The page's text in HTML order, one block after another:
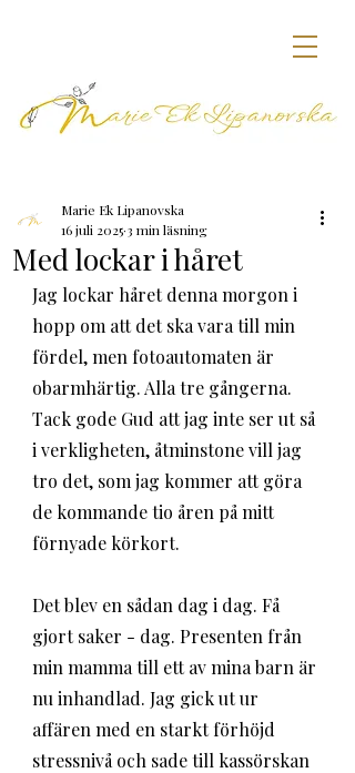
Med lockar i håret
Marie Ek Lipanovska
16 juli 2025 3 min läsning
Jag lockar håret denna morgon i
hopp om att det ska vara till min
fördel, men fotoautomaten är
obarmhärtig. Alla tre gångerna.
Tack gode Gud att jag inte ser ut så
i verkligheten, åtminstone vill jag
tro det, som jag kommer att göra
de kommande tio åren på mitt
förnyade körkort.
Det blev en sådan dag i dag. Få
gjort saker - dag. Presenten från
min mamma till ett av mina barn är
nu inhandlad. Jag gick ut ur
affären med en starkt förhöjd
stressnivå och sade till kassörskan